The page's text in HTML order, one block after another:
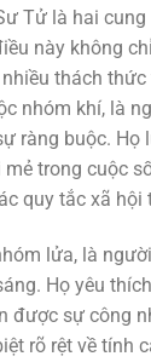
Tử là hai
này không
thách
nhóm khí, là
ràng buộc. Họ
trong cuộc
quy tắc xã hội
lửa, là
Họ yêu
được sự công
rõ rệt về tính